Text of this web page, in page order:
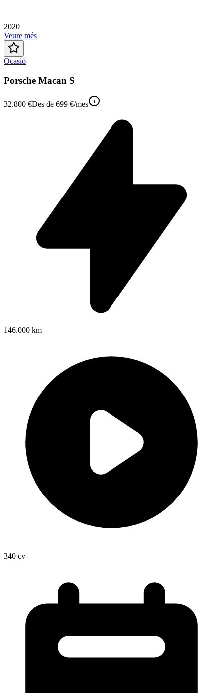
2020
Veure més
Ocasió
Porsche Macan S
32.800 €Des de 699 €/mes
146.000 km
340 cv